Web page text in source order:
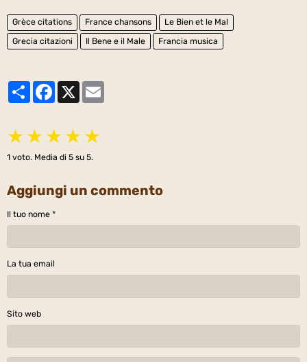
Grèce citations France chansons
Le Bien et le Mal
Grecia citazioni
Il Bene e il Male Francia musica
PartagerFacebook
X
★ ★ ★ ★ ★
1 voto. Media di 5 su 5.
Aggiungi un commento
Il tuo nome
La tua email
Sito web